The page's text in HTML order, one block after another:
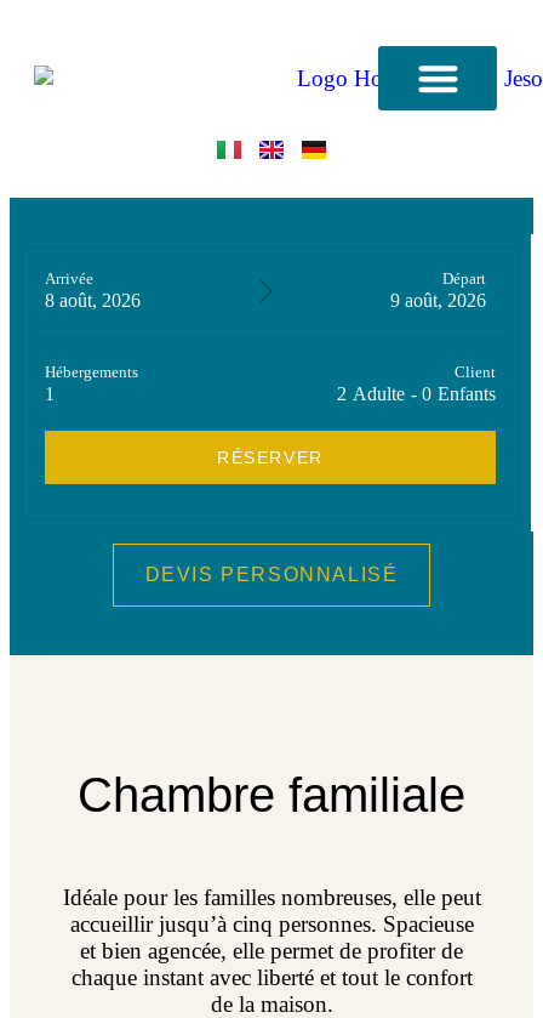
Arrivée
8 août, 2026
Départ
9 août, 2026
Hébergements
1
Client
2 Adulte - 0 Enfants
DEVIS PERSONNALISÉ
Chambre familiale
Idéale pour les familles nombreuses, elle peut
accueillir jusqu’à cinq personnes. Spacieuse
et bien agencée, elle permet de profiter de
chaque instant avec liberté et tout le confort
de la maison.